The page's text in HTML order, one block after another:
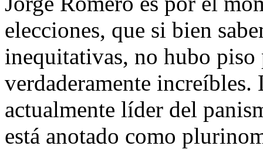
elecciones, que si bien
inequitativas, no hubo
verdaderamente increíbles.
actualmente líder del
está anotado como